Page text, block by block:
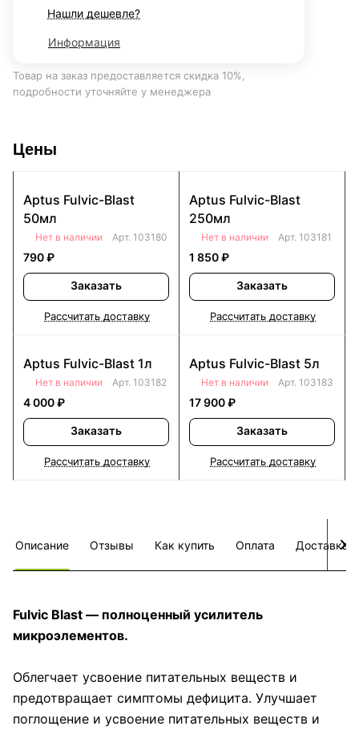
Нашли дешевле?
Информация
Товар на заказ предоставляется скидка 10%,
подробности уточняйте у менеджера
Цены
Aptus Fulvic-Blast
50мл
Нет в наличии Арт. 103180
790 ₽
Заказать
Рассчитать доставку
Aptus Fulvic-Blast
250мл
Нет в наличии Арт. 103181
1 850 ₽
Заказать
Рассчитать доставку
Aptus Fulvic-Blast 1л
Нет в наличии Арт. 103182
4 000 ₽
Заказать
Рассчитать доставку
Aptus Fulvic-Blast 5л
Нет в наличии Арт. 103183
17 900 ₽
Заказать
Рассчитать доставку
Описание Отзывы Как купить Оплата Доставка
Fulvic Blast — полноценный усилитель
микроэлементов.
Облегчает усвоение питательных веществ и
предотвращает симптомы дефицита. Улучшает
поглощение и усвоение питательных веществ и